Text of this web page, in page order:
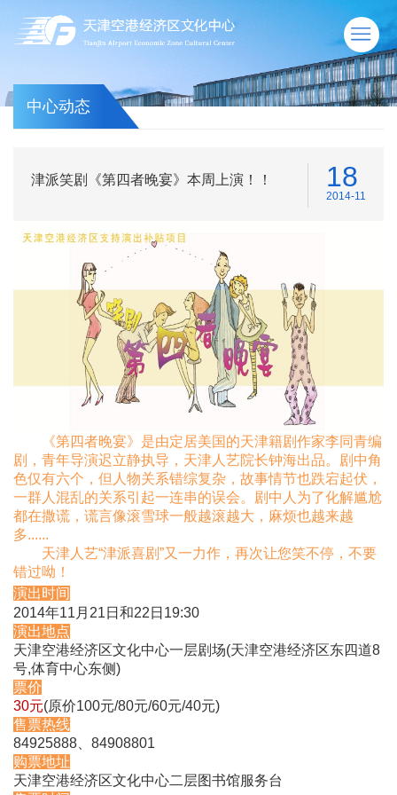
中心动态
津派笑剧《第四者晚宴》本周上演！！ 18
2014-11
《第四者晚宴》是由定居美国的天津籍剧作家李同青编
剧，青年导演迟立静执导，天津人艺院长钟海出品。剧中角
色仅有六个，但人物关系错综复杂，故事情节也跌宕起伏，
一群人混乱的关系引起一连串的误会。剧中人为了化解尴尬
都在撒谎，谎言像滚雪球一般越滚越大，麻烦也越来越
多......
天津人艺“津派喜剧”又一力作，再次让您笑不停，不要
错过呦！
演出时间
2014年11月21日和22日19:30
演出地点
天津空港经济区文化中心一层剧场(天津空港经济区东四道8
号,体育中心东侧)
票价
30元(原价100元/80元/60元/40元)
售票热线
84925888、84908801
购票地址
天津空港经济区文化中心二层图书馆服务台